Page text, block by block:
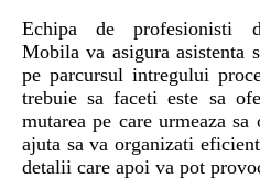
Echipa de profesionisti
Mobila va asigura asistenta
pe parcursul intregului
trebuie sa faceti este sa
mutarea pe care urmeaza
ajuta sa va organizati
detalii care apoi va pot